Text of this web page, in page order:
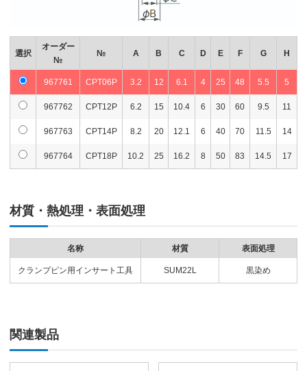
選択
オーダー
№
№ A B C D E F G H
967761 CPT06P 3.2 12 6.1 4 25 48 5.5 5
967762 CPT12P 6.2 15 10.4 6 30 60 9.5 11
967763 CPT14P 8.2 20 12.1 6 40 70 11.5 14
967764 CPT18P 10.2 25 16.2 8 50 83 14.5 17
材質・熱処理・表面処理
名称 材質 表面処理
クランプピン用インサート工具 SUM22L 黒染め
関連製品